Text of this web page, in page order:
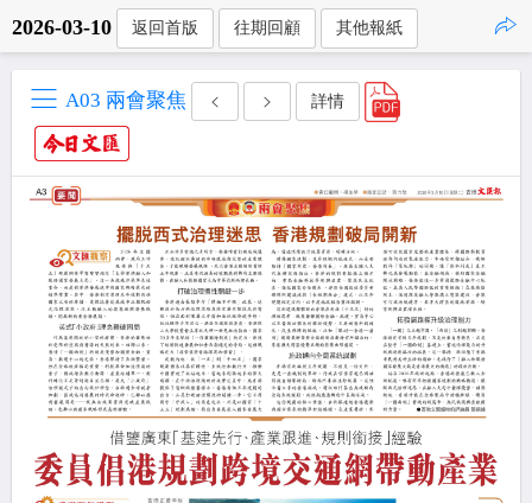
2026-03-10 返回首版 往期回顧 其他報紙
A03 兩會聚焦 詳情
點擊複製